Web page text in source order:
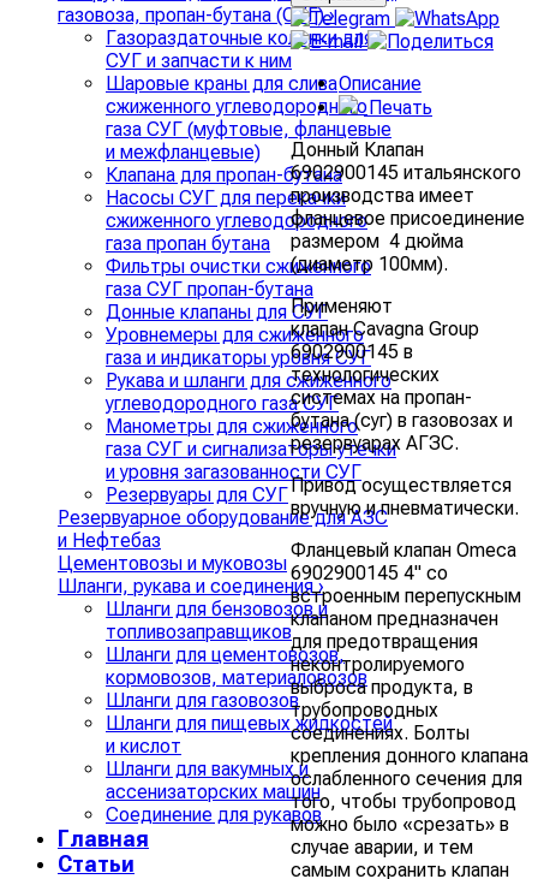
газовоза, пропан-бутана (СУГ)›
Газораздаточные колонки для
СУГ и запчасти к ним
Шаровые краны для слива
сжиженного углеводородного
газа СУГ (муфтовые, фланцевые
и межфланцевые)
Клапана для пропан-бутана
Насосы СУГ для перекачки
сжиженного углеводородного
газа пропан бутана
Фильтры очистки сжиженного
газа СУГ пропан-бутана
Донные клапаны для СУГ
Уровнемеры для сжиженного
газа и индикаторы уровня СУГ
Рукава и шланги для сжиженного
углеводородного газа СУГ
Манометры для сжиженного
газа СУГ и сигнализаторы утечки
и уровня загазованности СУГ
Резервуары для СУГ
Резервуарное оборудование для АЗС
и Нефтебаз
Цементовозы и муковозы
Шланги, рукава и соединения›
Шланги для бензовозов и
топливозаправщиков
Шланги для цементовозов,
кормовозов, материаловозов
Шланги для газовозов
Шланги для пищевых жидкостей
и кислот
Шланги для вакумных и
ассенизаторских машин
Соединение для рукавов
Главная
Статьи
Описание
Печать
Донный Клапан
6902900145 итальянского
производства имеет
фланцевое присоединение
размером 4 дюйма
(диаметр 100мм).
Применяют
клапан Cavagna Group
6902900145 в
технологических
системах на пропан-
бутана (суг) в газовозах и
резервуарах АГЗС.
Привод осуществляется
вручную и пневматически.
Фланцевый клапан Omeca
6902900145 4" со
встроенным перепускным
клапаном предназначен
для предотвращения
неконтролируемого
выброса продукта, в
трубопроводных
соединениях. Болты
крепления донного клапана
ослабленного сечения для
того, чтобы трубопровод
можно было «срезать» в
случае аварии, и тем
самым сохранить клапан